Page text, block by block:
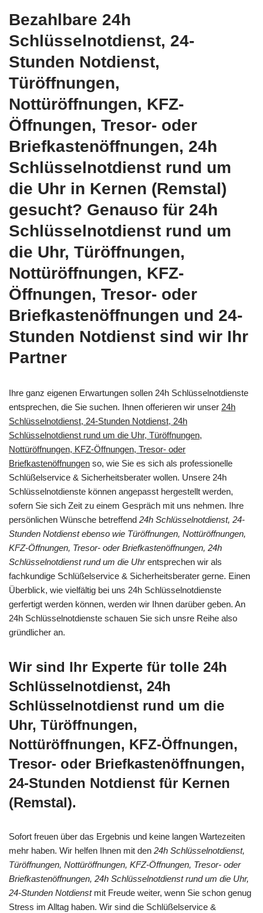
Bezahlbare 24h
Schlüsselnotdienst, 24-
Stunden Notdienst,
Türöffnungen,
Nottüröffnungen, KFZ-
Öffnungen, Tresor- oder
Briefkastenöffnungen, 24h
Schlüsselnotdienst rund um
die Uhr in Kernen (Remstal)
gesucht? Genauso für 24h
Schlüsselnotdienst rund um
die Uhr, Türöffnungen,
Nottüröffnungen, KFZ-
Öffnungen, Tresor- oder
Briefkastenöffnungen und 24-
Stunden Notdienst sind wir Ihr
Partner
Ihre ganz eigenen Erwartungen sollen 24h Schlüsselnotdienste
entsprechen, die Sie suchen. Ihnen offerieren wir unser 24h
Schlüsselnotdienst, 24-Stunden Notdienst, 24h
Schlüsselnotdienst rund um die Uhr, Türöffnungen,
Nottüröffnungen, KFZ-Öffnungen, Tresor- oder
Briefkastenöffnungen so, wie Sie es sich als professionelle
Schlüßelservice & Sicherheitsberater wollen. Unsere 24h
Schlüsselnotdienste können angepasst hergestellt werden,
sofern Sie sich Zeit zu einem Gespräch mit uns nehmen. Ihre
persönlichen Wünsche betreffend 24h Schlüsselnotdienst, 24-
Stunden Notdienst ebenso wie Türöffnungen, Nottüröffnungen,
KFZ-Öffnungen, Tresor- oder Briefkastenöffnungen, 24h
Schlüsselnotdienst rund um die Uhrentsprechen wir als
fachkundige Schlüßelservice & Sicherheitsberater gerne. Einen
Überblick, wie vielfältig bei uns 24h Schlüsselnotdienste
gerfertigt werden können, werden wir Ihnen darüber geben. An
24h Schlüsselnotdienste schauen Sie sich unsre Reihe also
gründlicher an.
Wir sind Ihr Experte für tolle 24h
Schlüsselnotdienst, 24h
Schlüsselnotdienst rund um die
Uhr, Türöffnungen,
Nottüröffnungen, KFZ-Öffnungen,
Tresor- oder Briefkastenöffnungen,
24-Stunden Notdienst für Kernen
(Remstal).
Sofort freuen über das Ergebnis und keine langen Wartezeiten
mehr haben. Wir helfen Ihnen mit den 24h Schlüsselnotdienst,
Türöffnungen, Nottüröffnungen, KFZ-Öffnungen, Tresor- oder
Briefkastenöffnungen, 24h Schlüsselnotdienst rund um die Uhr,
24-Stunden Notdienstmit Freude weiter, wenn Sie schon genug
Stress im Alltag haben. Wir sind die Schlüßelservice &